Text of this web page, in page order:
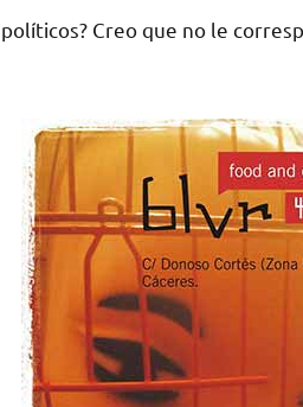
políticos? Creo que no le